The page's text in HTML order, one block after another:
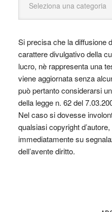
Si precisa che la diffusione
carattere divulgativo della
lucro, nè rappresenta una
viene aggiornata senza
può pertanto considerarsi
della legge n. 62 del
Nel caso si dovesse
qualsiasi copyright
immediatamente su
dell’avente diritto.